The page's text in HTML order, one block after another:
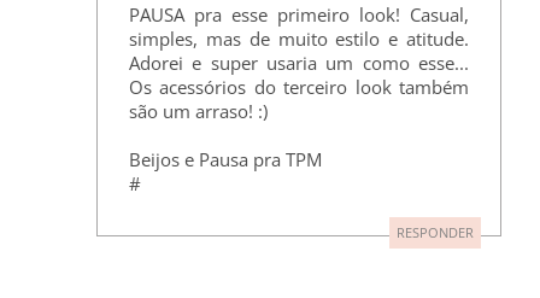
PAUSA pra esse primeiro look! Casual,
simples, mas de muito estilo e atitude.
Adorei e super usaria um como esse...
Os acessórios do terceiro look também
são um arraso! :)
Beijos e Pausa pra TPM
#
RESPONDER